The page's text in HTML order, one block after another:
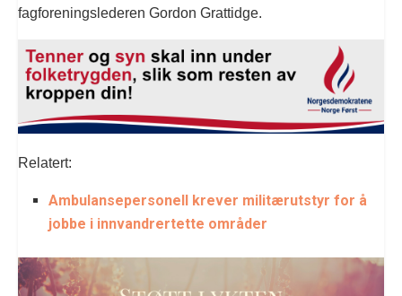
fagforeningslederen Gordon Grattidge.
Relatert:
Ambulansepersonell krever militærutstyr for å
jobbe i innvandrertette områder